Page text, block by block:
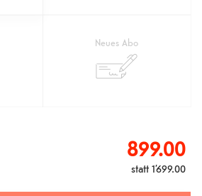
Neues Abo
899.00
statt1’699.00